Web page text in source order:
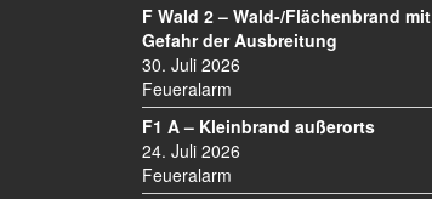
F Wald 2 – Wald-/Flächenbrand mit
Gefahr der Ausbreitung
30. Juli 2026
Feueralarm
F1 A – Kleinbrand außerorts
24. Juli 2026
Feueralarm